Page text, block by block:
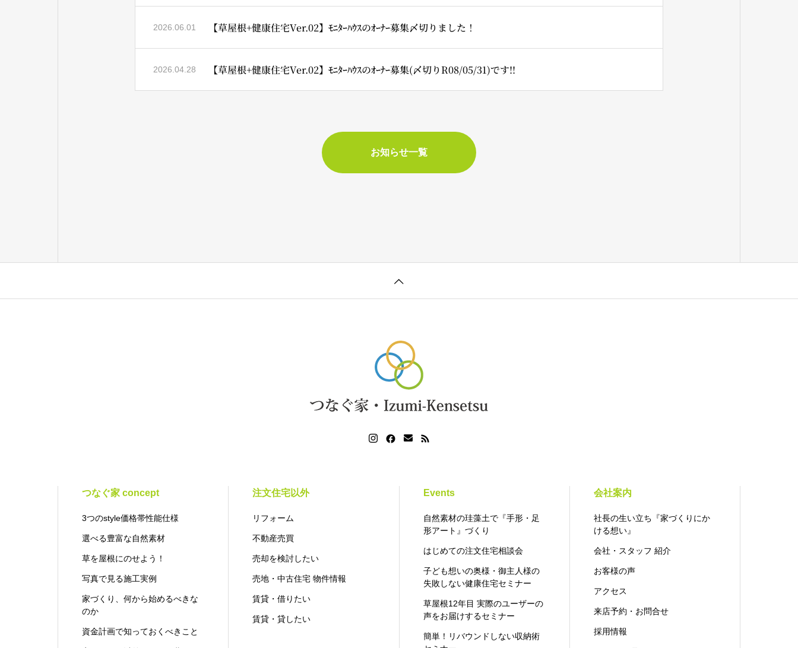
2026.06.01 【草屋根+健康住宅Ver.02】ﾓﾆﾀｰﾊｳｽのｵｰﾅｰ募集〆切りました！
2026.04.28 【草屋根+健康住宅Ver.02】ﾓﾆﾀｰﾊｳｽのｵｰﾅｰ募集(〆切りR08/05/31)です!!
お知らせ一覧
つなぐ家 concept
3つのstyle価格帯性能仕様
選べる豊富な自然素材
草を屋根にのせよう！
写真で見る施工実例
家づくり、何から始めるべきな
のか
資金計画で知っておくべきこと
注文住宅以外
リフォーム
不動産売買
売却を検討したい
売地・中古住宅 物件情報
賃貸・借りたい
賃貸・貸したい
Events
自然素材の珪藻土で『手形・足
形アート』づくり
はじめての注文住宅相談会
子ども想いの奥様・御主人様の
失敗しない健康住宅セミナー
草屋根12年目 実際のユーザーの
声をお届けするセミナー
簡単！リバウンドしない収納術
会社案内
社長の生い立ち『家づくりにか
ける想い』
会社・スタッフ 紹介
お客様の声
アクセス
来店予約・お問合せ
採用情報